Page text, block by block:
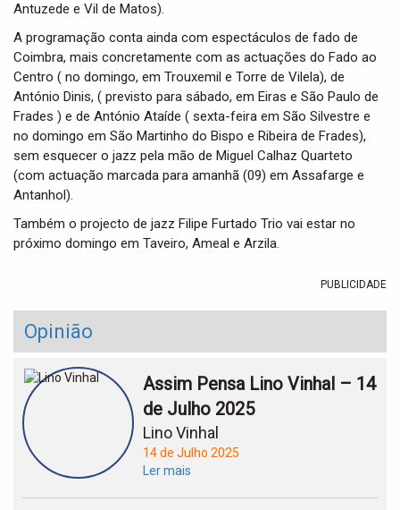
Antuzede e Vil de Matos).
A programação conta ainda com espectáculos de fado de
Coimbra, mais concretamente com as actuações do Fado ao
Centro ( no domingo, em Trouxemil e Torre de Vilela), de
António Dinis, ( previsto para sábado, em Eiras e São Paulo de
Frades ) e de António Ataíde ( sexta-feira em São Silvestre e
no domingo em São Martinho do Bispo e Ribeira de Frades),
sem esquecer o jazz pela mão de Miguel Calhaz Quarteto
(com actuação marcada para amanhã (09) em Assafarge e
Antanhol).
Também o projecto de jazz Filipe Furtado Trio vai estar no
próximo domingo em Taveiro, Ameal e Arzila.
PUBLICIDADE
Opinião
Assim Pensa Lino Vinhal – 14
de Julho 2025
Lino Vinhal
14 de Julho 2025
Ler mais